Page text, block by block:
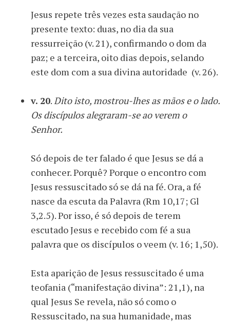
Jesus repete três vezes esta saudação no
presente texto: duas, no dia da sua
ressurreição (v. 21), confirmando o dom da
paz; e a terceira, oito dias depois, selando
este dom com a sua divina autoridade (v. 26).
v. 20.Dito isto, mostrou-lhes as mãos e o lado.
Os discípulos alegraram-se ao verem o
Senhor.
Só depois de ter falado é que Jesus se dá a
conhecer. Porquê? Porque o encontro com
Jesus ressuscitado só se dá na fé. Ora, a fé
nasce da escuta da Palavra (Rm 10,17; Gl
3,2.5). Por isso, é só depois de terem
escutado Jesus e recebido com fé a sua
palavra que os discípulos o veem (v. 16; 1,50).
Esta aparição de Jesus ressuscitado é uma
teofania (“manifestação divina”: 21,1), na
qual Jesus Se revela, não só como o
Ressuscitado, na sua humanidade, mas